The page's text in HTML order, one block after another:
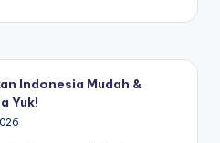
Indonesia Mudah &
Yuk!